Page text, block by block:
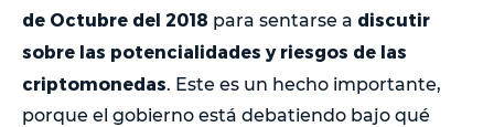
de Octubre del 2018 para sentarse a discutir
sobre las potencialidades y riesgos de las
criptomonedas. Este es un hecho importante,
porque el gobierno está debatiendo bajo qué